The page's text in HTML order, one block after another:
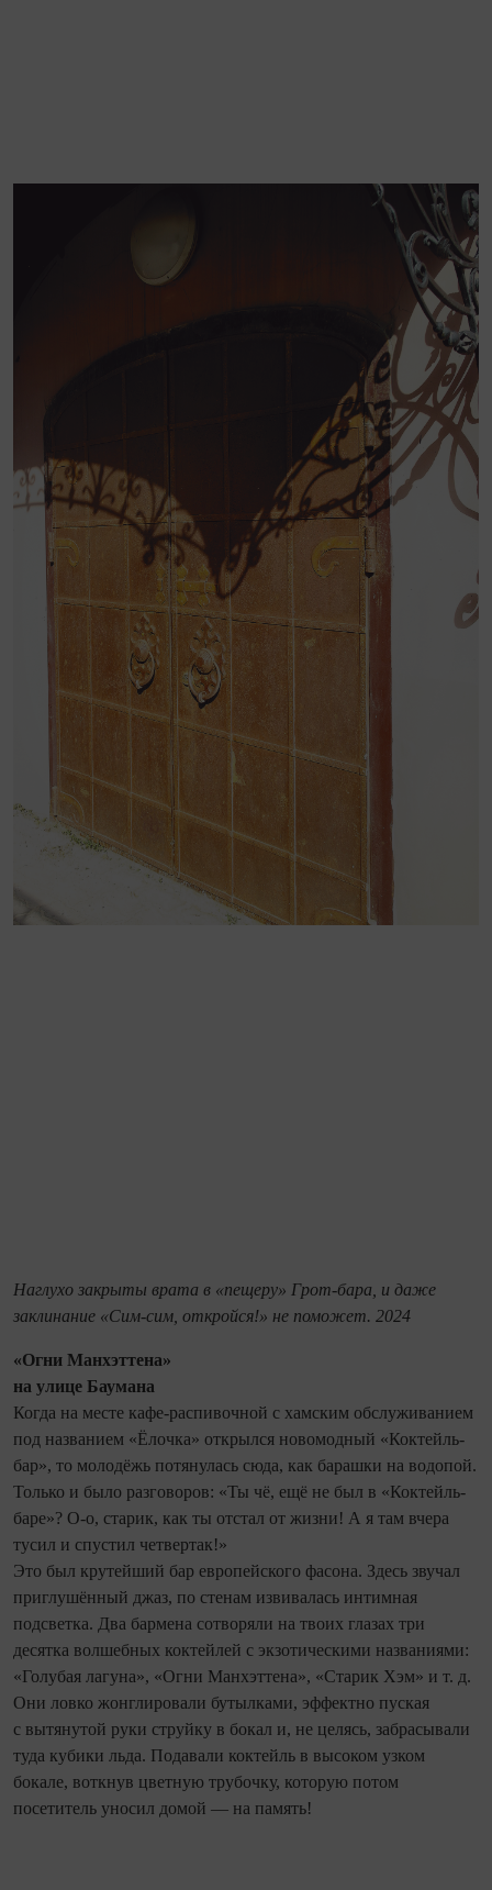
Наглухо закрыты врата в «пещеру» Грот-бара, и даже
заклинание «Сим-сим, откройся!» не поможет. 2024
«Огни Манхэттена»
на улице Баумана
Когда на месте кафе-распивочной с хамским обслуживанием
под названием «Ёлочка» открылся новомодный «Коктейль-
бар», то молодёжь потянулась сюда, как барашки на водопой.
Только и было разговоров: «Ты чё, ещё не был в «Коктейль-
баре»? О-о, старик, как ты отстал от жизни! А я там вчера
тусил и спустил четвертак!»
Это был крутейший бар европейского фасона. Здесь звучал
приглушённый джаз, по стенам извивалась интимная
подсветка. Два бармена сотворяли на твоих глазах три
десятка волшебных коктейлей с экзотическими названиями:
«Голубая лагуна», «Огни Манхэттена», «Старик Хэм» и т. д.
Они ловко жонглировали бутылками, эффектно пуская
с вытянутой руки струйку в бокал и, не целясь, забрасывали
туда кубики льда. Подавали коктейль в высоком узком
бокале, воткнув цветную трубочку, которую потом
посетитель уносил домой — на память!